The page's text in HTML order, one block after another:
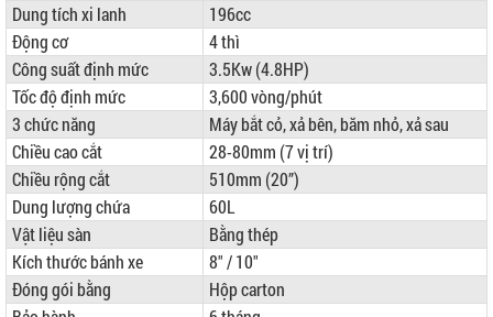
Dung tích xi lanh
196cc
Động cơ
4 thì
Công suất định mức
3.5Kw (4.8HP)
Tốc độ định mức
3,600 vòng/phút
3 chức năng
Máy bắt cỏ, xả bên, băm nhỏ, xả sau
Chiều cao cắt
28-80mm (7 vị trí)
Chiều rộng cắt
510mm (20”)
Dung lượng chứa
60L
Vật liệu sàn
Bằng thép
Kích thước bánh xe
8" / 10"
Đóng gói bằng
Hộp carton